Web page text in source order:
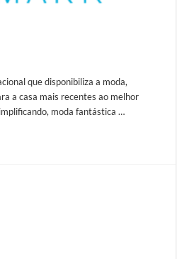
que disponibiliza a moda,
a casa mais recentes ao melhor
moda fantástica …